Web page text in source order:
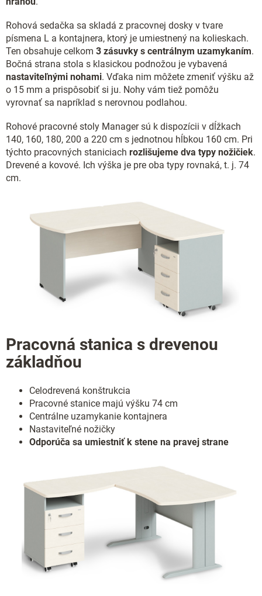
y
v
ý
p
s
u
Rohová sedačka sa skladá z pracovnej dosky v tvare
písmena L a kontajnera, ktorý je umiestnený na kolieskach.
Ten obsahuje celkom 3 zásuvky s centrálnym uzamykaním.
Bočná strana stola s klasickou podnožou je vybavená
nastaviteľnými nohami. Vďaka nim môžete zmeniť výšku až
o 15 mm a prispôsobiť si ju. Nohy vám tiež pomôžu
vyrovnať sa napríklad s nerovnou podlahou.
Rohové pracovné stoly Manager sú k dispozícii v dĺžkach
140, 160, 180, 200 a 220 cm s jednotnou hĺbkou 160 cm. Pri
týchto pracovných staniciach rozlišujeme dva typy nožičiek.
Drevené a kovové. Ich výška je pre oba typy rovnaká, t. j. 74
cm.
Pracovná stanica s drevenou
základňou
Celodrevená konštrukcia
Pracovné stanice majú výšku 74 cm
Centrálne uzamykanie kontajnera
Nastaviteľné nožičky
Odporúča sa umiestniť k stene na pravej strane